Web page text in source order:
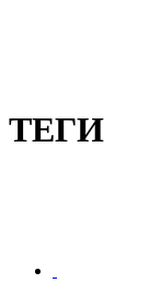
ТЕГИ